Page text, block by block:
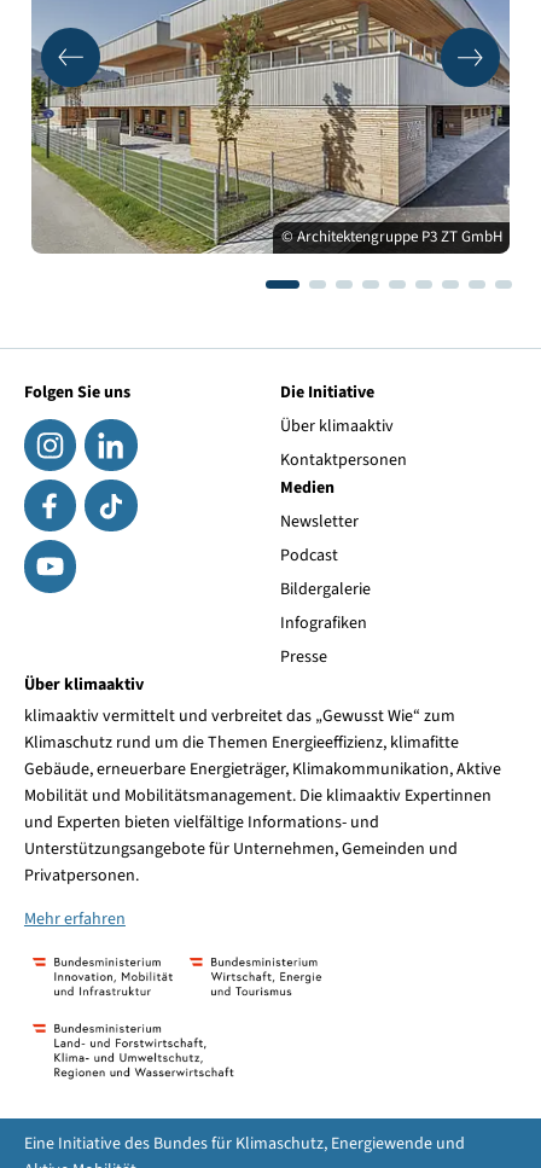
© Architektengruppe P3 ZT GmbH
Folgen Sie uns
Die Initiative
Über klimaaktiv
Kontaktpersonen
Medien
Newsletter
Podcast
Bildergalerie
Infografiken
Presse
Über klimaaktiv
klimaaktiv vermittelt und verbreitet das „Gewusst Wie“ zum
Klimaschutz rund um die Themen Energieeffizienz, klimafitte
Gebäude, erneuerbare Energieträger, Klimakommunikation, Aktive
Mobilität und Mobilitätsmanagement. Die klimaaktiv Expertinnen
und Experten bieten vielfältige Informations- und
Unterstützungsangebote für Unternehmen, Gemeinden und
Privatpersonen.
Mehr erfahren
Eine Initiative des Bundes für Klimaschutz, Energiewende und